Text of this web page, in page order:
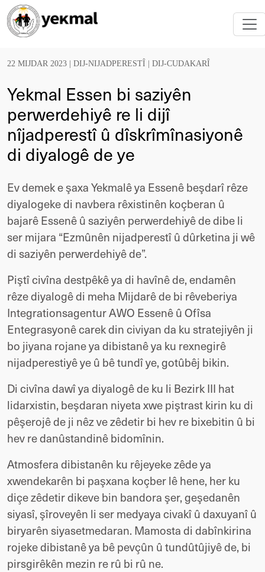
22 MIJDAR 2023 | DIJ-NIJADPERESTÎ DIJ-CUDAKARÎ
Yekmal Essen bi saziyên
perwerdehiyê re li dijî
nîjadperestî û dîskrîmînasiyonê
di diyalogê de ye
Ev demek e şaxa Yekmalê ya Essenê beşdarî rêze
diyalogeke di navbera rêxistinên koçberan û
bajarê Essenê û saziyên perwerdehiyê de dibe li
ser mijara “Ezmûnên nijadperestî û dûrketina ji wê
di saziyên perwerdehiyê de”.
Piştî civîna destpêkê ya di havînê de, endamên
rêze diyalogê di meha Mijdarê de bi rêveberiya
Integrationsagentur AWO Essenê û Ofîsa
Entegrasyonê carek din civiyan da ku stratejiyên ji
bo jiyana rojane ya dibistanê ya ku rexnegirê
nijadperestiyê ye û bê tundî ye, gotûbêj bikin.
Di civîna dawî ya diyalogê de ku li Bezirk III hat
lidarxistin, beşdaran niyeta xwe piştrast kirin ku di
pêşerojê de ji nêz ve zêdetir bi hev re bixebitin û bi
hev re danûstandinê bidomînin.
Atmosfera dibistanên ku rêjeyeke zêde ya
xwendekarên bi paşxana koçber lê hene, her ku
diçe zêdetir dikeve bin bandora şer, geşedanên
siyasî, şîroveyên li ser medyaya civakî û daxuyanî û
biryarên siyasetmedaran. Mamosta di dabînkirina
rojeke dibistanê ya bê pevçûn û tundûtûjiyê de, bi
pirsgirêkên mezin re rû bi rû ne.